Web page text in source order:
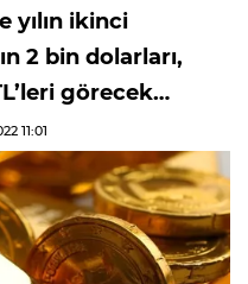
yılın ikinci
2 bin dolarları,
görecek…
11:01